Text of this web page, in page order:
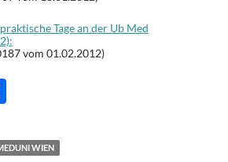
Tage an der Ub Med
vom 01.02.2012)
le
WIEN